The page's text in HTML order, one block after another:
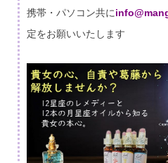
携帯・パソコン共に
定をお願いいたします